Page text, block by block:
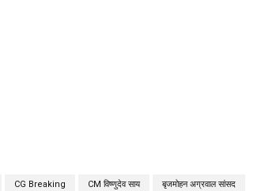
CG Breaking CM विष्णुदेव साय बृजमोहन अग्रवाल सांसद